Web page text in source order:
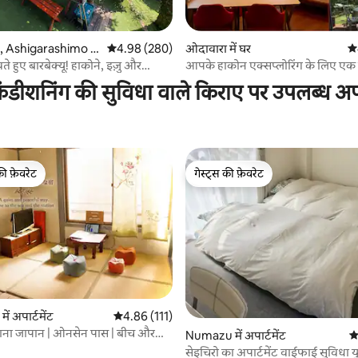
Ashigarashimo D औसत रेटिंग 5 में से 4.98, 280 समीक्षाएँ
4.98 (280)
हुए बारबेक्यू! हाकोने, इज़ु और
के लिए उत्कृष्ट सुविधा! मछली
तट पर तैरना, गर्म चश्मे, 5 लोग ठीक
ओदावारा में घर
आपके हाकोन एक्सप्लोरिंग के लिए
प्रवास!
की सुविधा वाले किराए पर उपलब्ध
फ़ेवरेट
फ़ेवरेट
अपार्टमेंट औसत रेटिंग 5 में से 4.86, 111 समीक्षाएँ
4.86 (111)
जापान | ओनसेन पास | बीच और
गेस्ट्स की फ़ेवरेट
गेस्ट्स की फ़ेवरेट
Numazu में अपार्टमेंट
सेइचिरो का अपार्टमेंट वाईफाई सुविधा